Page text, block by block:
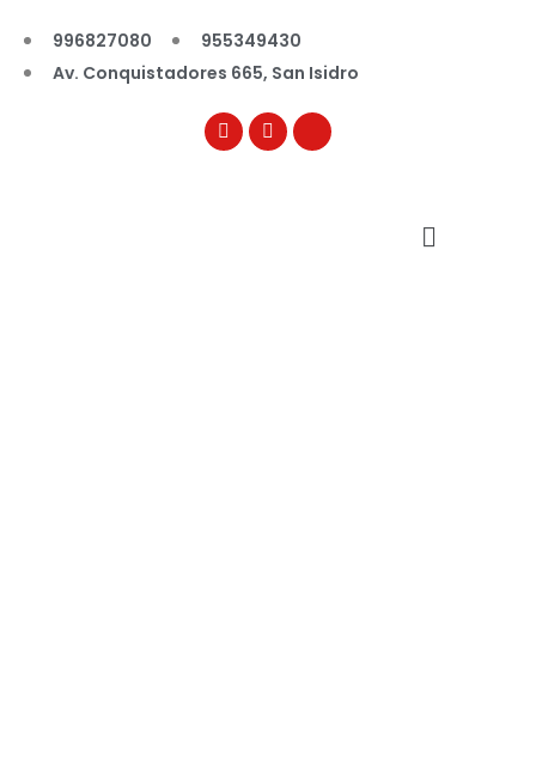
996827080
955349430
Av. Conquistadores 665, San Isidro